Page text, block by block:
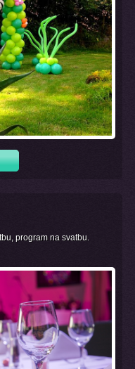
program na svatbu.